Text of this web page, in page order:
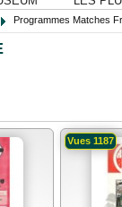
Programmes Matches
Vues 1187